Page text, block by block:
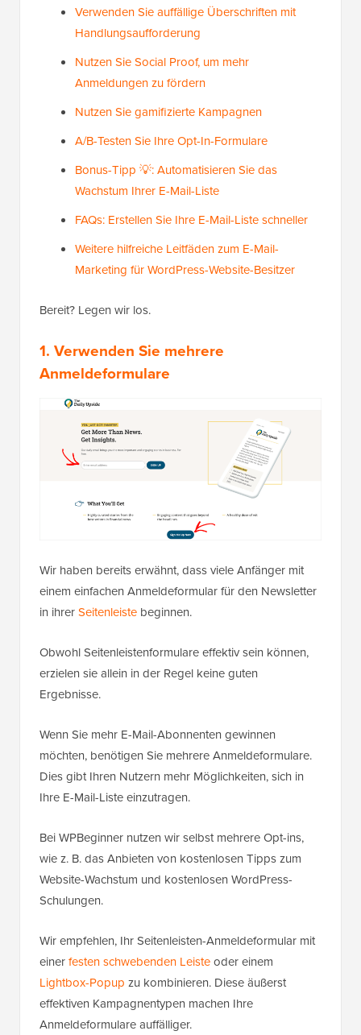
Verwenden Sie auffällige Überschriften mit
Handlungsaufforderung
Nutzen Sie Social Proof, um mehr
Anmeldungen zu fördern
Nutzen Sie gamifizierte Kampagnen
A/B-Testen Sie Ihre Opt-In-Formulare
Bonus-Tipp 💡: Automatisieren Sie das
Wachstum Ihrer E-Mail-Liste
FAQs: Erstellen Sie Ihre E-Mail-Liste schneller
Weitere hilfreiche Leitfäden zum E-Mail-
Marketing für WordPress-Website-Besitzer
Bereit? Legen wir los.
1. Verwenden Sie mehrere
Anmeldeformulare
Wir haben bereits erwähnt, dass viele Anfänger mit
einem einfachen Anmeldeformular für den Newsletter
in ihrerSeitenleiste beginnen.
Obwohl Seitenleistenformulare effektiv sein können,
erzielen sie allein in der Regel keine guten
Ergebnisse.
Wenn Sie mehr E-Mail-Abonnenten gewinnen
möchten, benötigen Sie mehrere Anmeldeformulare.
Dies gibt Ihren Nutzern mehr Möglichkeiten, sich in
Ihre E-Mail-Liste einzutragen.
Bei WPBeginner nutzen wir selbst mehrere Opt-ins,
wie z. B. das Anbieten von kostenlosen Tipps zum
Website-Wachstum und kostenlosen WordPress-
Schulungen.
Wir empfehlen, Ihr Seitenleisten-Anmeldeformular mit
einerfesten schwebenden Leisteoder einem
Lightbox-Popup zu kombinieren. Diese äußerst
effektiven Kampagnentypen machen Ihre
Anmeldeformulare auffälliger.